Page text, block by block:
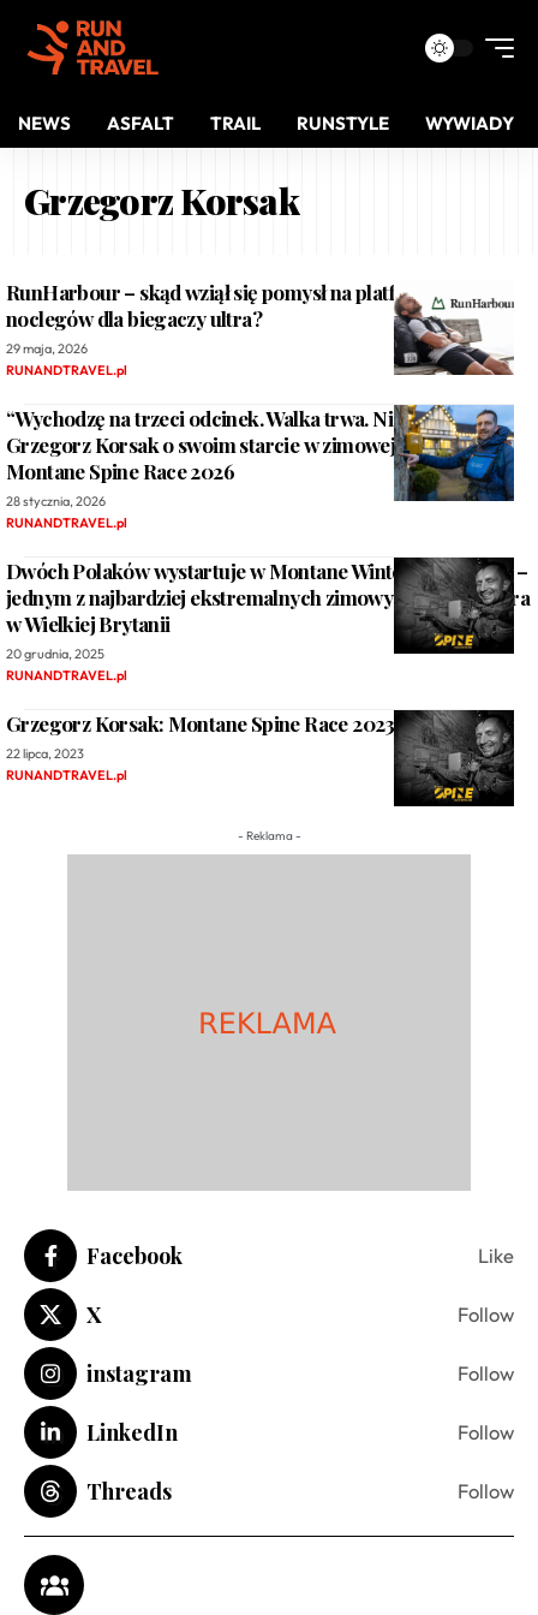
NEWS ASFALT TRAIL RUNSTYLE WYWIADY
Grzegorz Korsak
RunHarbour – skąd wziął się pomysł na platformę
noclegów dla biegaczy ultra?
29 maja, 2026
RUNANDTRAVEL.pl
“Wychodzę na trzeci odcinek. Walka trwa. Nie zejdę”-
Grzegorz Korsak o swoim starcie w zimowej edycji
Montane Spine Race 2026
28 stycznia, 2026
RUNANDTRAVEL.pl
Dwóch Polaków wystartuje w Montane Winter Spine 2026 –
jednym z najbardziej ekstremalnych zimowych biegów ultra
w Wielkiej Brytanii
20 grudnia, 2025
RUNANDTRAVEL.pl
Grzegorz Korsak: Montane Spine Race 2023 [wywiad]
22 lipca, 2023
RUNANDTRAVEL.pl
- Reklama -
Facebook Like
X Follow
instagram Follow
LinkedIn Follow
Threads Follow